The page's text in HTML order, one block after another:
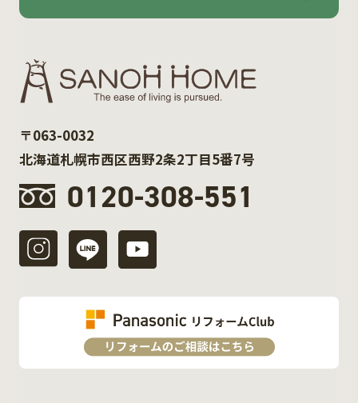
〒063-0032
北海道札幌市西区西野2条2丁目5番7号
0120-308-551